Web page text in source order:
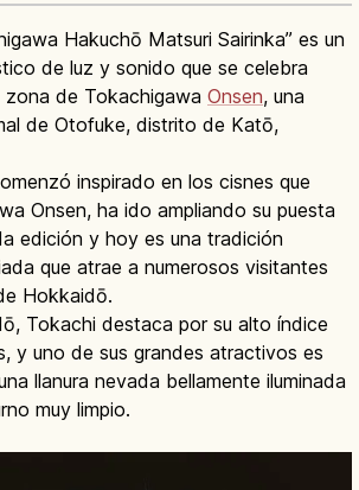
Hakuchō Matsuri Sairinka” es un
de luz y sonido que se celebra
de Tokachigawa Onsen, una
de Otofuke, distrito de Katō,
inspirado en los cisnes que
Onsen, ha ido ampliando su puesta
edición y hoy es una tradición
que atrae a numerosos visitantes
Hokkaidō.
Tokachi destaca por su alto índice
y uno de sus grandes atractivos es
llanura nevada bellamente iluminada
muy limpio.